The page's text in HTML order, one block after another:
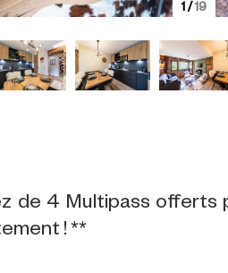
1/19
de 4 Multipass offerts
! **